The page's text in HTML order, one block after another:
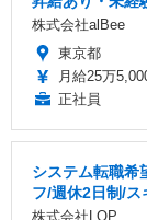
株式会社alBee
東京都
月給25万
正社員
システム転職希
フ/週休2日制/ス
株式会社LOP